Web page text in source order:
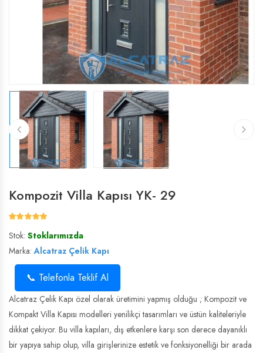
ÇELIK VILLA KAPISI
VILLA KAPISI
ÇELIK VILLA KAPISI
VILLA KAPISI
Kompozit Villa Kapısı YK- 29
Stok: Stoklarımızda
Marka:Alcatraz Çelik Kapı
📞 Telefonla Teklif Al
Alcatraz Çelik Kapı özel olarak üretimini yapmış olduğu ; Kompozit ve
Kompakt Villa Kapısı modelleri yenilikçi tasarımları ve üstün kaliteleriyle
dikkat çekiyor. Bu villa kapıları, dış etkenlere karşı son derece dayanıklı
bir yapıya sahip olup, villa girişlerinize estetik ve fonksiyonelliği bir arada